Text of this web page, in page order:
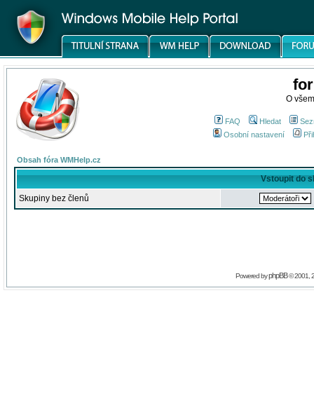
O
FAQ Hledat
Osobní nastavení
Obsah fóra WMHelp.cz
Vstoupit do
Skupiny bez členů
Powered byphpBB© 2001,